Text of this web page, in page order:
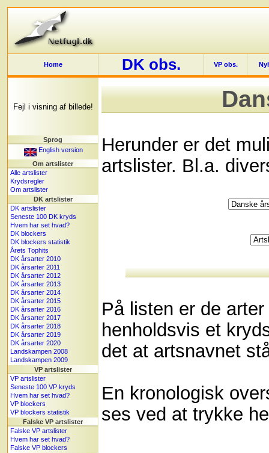
Home DK obs. VP obs.
Fejl i visning af billede!
Sprog
English version
Om artslister
Alle artslister
Krydsregler
Om artslister
DK artslister
DK artslister
Seneste 100 DK kryds
Hvem har set hvad?
DK blockers
DK blockers statistik
Årets Tophits
DK årsarter 2010
DK årsarter 2011
DK årsarter 2012
DK årsarter 2013
DK årsarter 2014
DK årsarter 2015
DK årsarter 2016
DK årsarter 2017
DK årsarter 2018
DK årsarter 2019
DK årsarter 2020
Landskampen 2008
Landskampen 2009
VP artslister
VP artslister
Seneste 100 VP kryds
Hvem har set hvad?
VP blockers
VP blockers statistik
Falske VP artslister
Falske VP artslister
Hvem har set hvad?
Falske VP blockers
Herunder er det
artslister. Bl.a.
På listen er de
henholdsvis et
det at artsnavnet
En kronologisk
ses ved at trykke